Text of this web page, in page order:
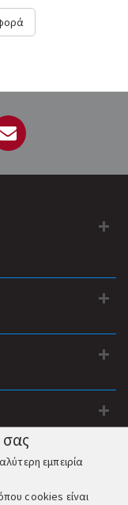
εμπειρία
cookies είναι